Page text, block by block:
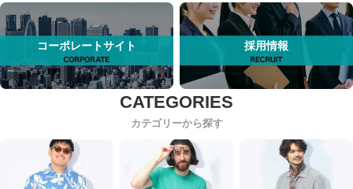
コーポレートサイト 採用情報
カテゴリーから探す